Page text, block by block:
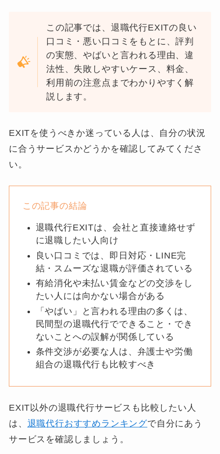
この記事では、退職代行EXITの良い
口コミ・悪い口コミをもとに、評判
の実態、やばいと言われる理由、違
法性、失敗しやすいケース、料金、
利用前の注意点までわかりやすく解
説します。
EXITを使うべきか迷っている人は、自分の状況
に合うサービスかどうかを確認してみてくださ
い。
この記事の結論
退職代行EXITは、会社と直接連絡せず
に退職したい人向け
良い口コミでは、即日対応・LINE完
結・スムーズな退職が評価されている
有給消化や未払い賃金などの交渉をし
たい人には向かない場合がある
「やばい」と言われる理由の多くは、
民間型の退職代行でできること・でき
ないことへの誤解が関係している
条件交渉が必要な人は、弁護士や労働
組合の退職代行も比較すべき
EXIT以外の退職代行サービスも比較したい人
は、 退職代行おすすめランキングで自分にあう
サービスを確認しましょう。